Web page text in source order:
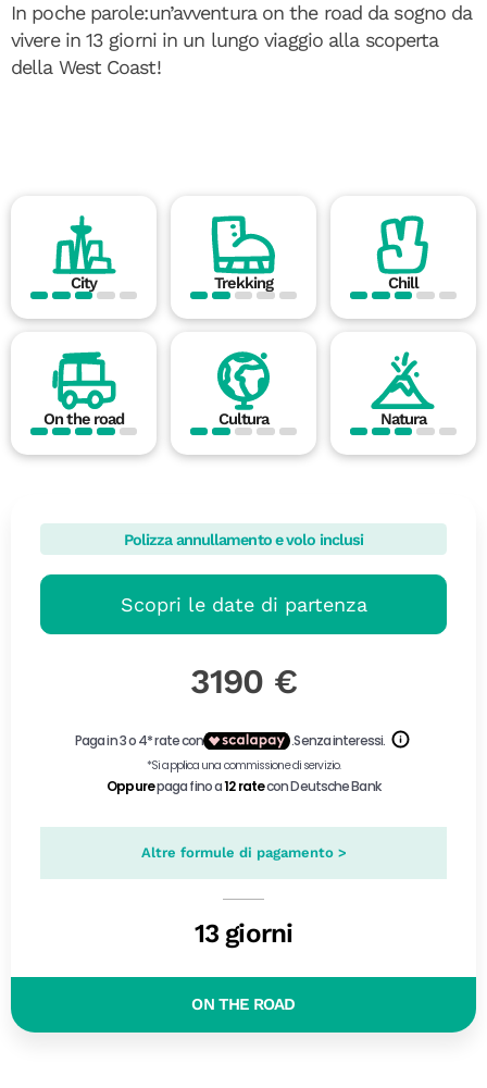
In poche parole:un’avventura on the road da sogno da
vivere in 13 giorni in un lungo viaggio alla scoperta
della West Coast!
City Trekking Chill
On the road Cultura Natura
Polizza annullamento e volo inclusi
Scopri le date di partenza
3190 €
Altre formule di pagamento >
13 giorni
ON THE ROAD